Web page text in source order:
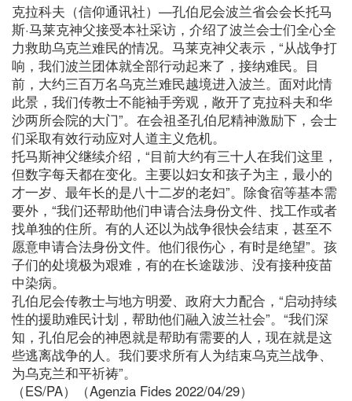
克拉科夫（信仰通讯社）—孔伯尼会波兰省会会长托马
斯·马莱克神父接受本社采访，介绍了波兰会士们全心全
力救助乌克兰难民的情况。马莱克神父表示，“从战争打
响，我们波兰团体就全部行动起来了，接纳难民。目
前，大约三百万名乌克兰难民越境进入波兰。面对此情
此景，我们传教士不能袖手旁观，敞开了克拉科夫和华
沙两所会院的大门”。在会祖圣孔伯尼精神激励下，会士
们采取有效行动应对人道主义危机。
托马斯神父继续介绍，“目前大约有三十人在我们这里，
但数字每天都在变化。主要以妇女和孩子为主，最小的
才一岁、最年长的是八十二岁的老妇”。除食宿等基本需
要外，“我们还帮助他们申请合法身份文件、找工作或者
找单独的住所。有的人还以为战争很快会结束，甚至不
愿意申请合法身份文件。他们很伤心，有时是绝望”。孩
子们的处境极为艰难，有的在长途跋涉、没有接种疫苗
中染病。
孔伯尼会传教士与地方明爱、政府大力配合，“启动持续
性的援助难民计划，帮助他们融入波兰社会”。“我们深
知，孔伯尼会的神恩就是帮助有需要的人，现在就是这
些逃离战争的人。我们要求所有人为结束乌克兰战争、
为乌克兰和平祈祷”。
（ES/PA）（Agenzia Fides 2022/04/29）